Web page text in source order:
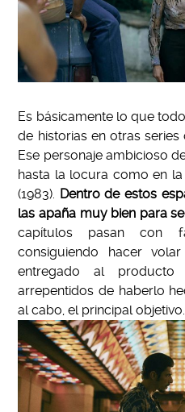
Es básicamente lo que
de historias en otras
Ese personaje ambicioso
hasta la locura como en la
(1983). Dentro de estos
las apaña muy bien para
capítulos pasan con
consiguiendo hacer
entregado al
arrepentidos de haberlo
al cabo, el principal objetivo.